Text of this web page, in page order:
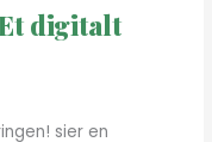
digitalt
sier en